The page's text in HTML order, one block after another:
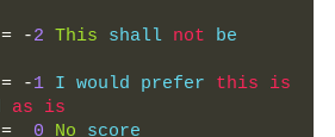
= -2 This shall not be
= -1 I would prefer this
is
as
is
= 0 No score